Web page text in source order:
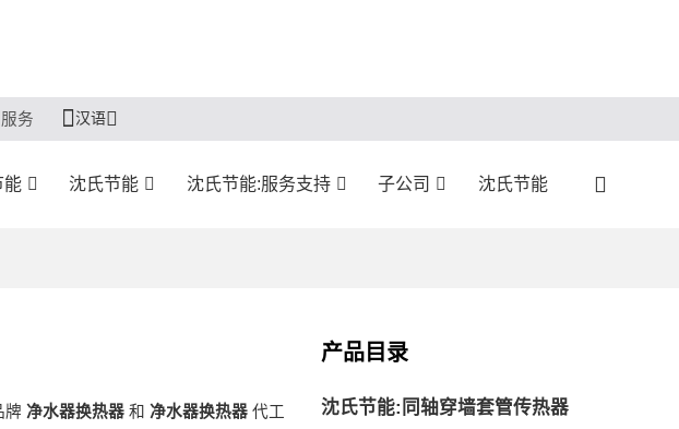
务 汉语
能 沈氏节能 沈氏节能:服务支持 子公司 沈氏节能
牌 净水器换热器和 净水器换热器代工
产品目录
沈氏节能:同轴穿墙套管传热器